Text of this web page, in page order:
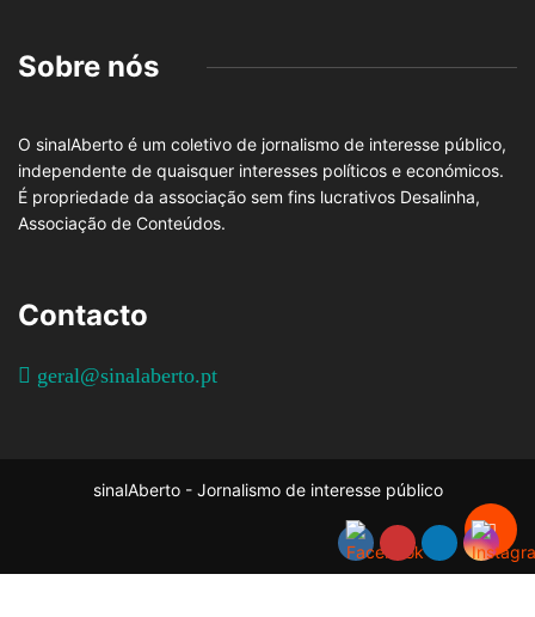
Sobre nós
O sinalAberto é um coletivo de jornalismo de interesse público,
independente de quaisquer interesses políticos e económicos.
É propriedade da associação sem fins lucrativos Desalinha,
Associação de Conteúdos.
Contacto
geral@sinalaberto.pt
sinalAberto - Jornalismo de interesse público